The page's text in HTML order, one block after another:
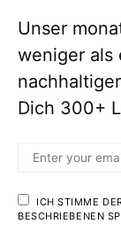
Unser
weniger als
Dich 300+
ICH STIMME
BESCHRIEBENEN